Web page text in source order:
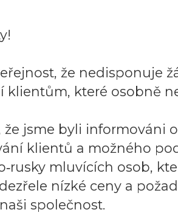
že nedisponuje
které osobně
jsme byli informováni
klientů a možného
mluvících osob,
nízké ceny a
společnost.